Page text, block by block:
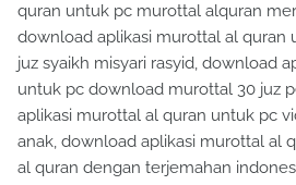
quran untuk pc murottal alquran
download aplikasi murottal al quran
juz syaikh misyari rasyid, download
untuk pc download murottal 30 juz
aplikasi murottal al quran untuk pc
anak, download aplikasi murottal al
al quran dengan terjemahan